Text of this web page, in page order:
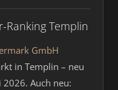
Ranking Templin
GmbH
in Templin – neu
2026. Auch neu: